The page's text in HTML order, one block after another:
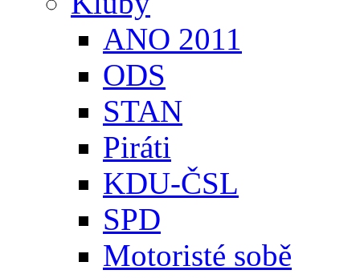
ANO 2011
ODS
STAN
Piráti
KDU-ČSL
SPD
Motoristé sobě